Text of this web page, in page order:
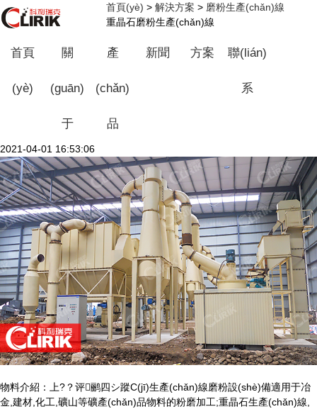
首頁
(yè)
關
(guān)
于
產
(chǎn)
品
新聞 方案 聯(lián)
系
首頁(yè) > 解決方案 > 磨粉生產(chǎn)線
重晶石磨粉生產(chǎn)線
2021-04-01 16:53:06
物料介紹：上?？评鹂四シ蹤C(jī)生產(chǎn)線磨粉設(shè)備適用于冶
金,建材,化工,礦山等礦產(chǎn)品物料的粉磨加工;重晶石生產(chǎn)線,